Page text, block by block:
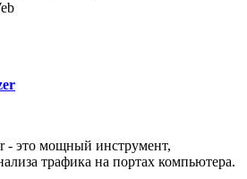
- это мощный инструмент,
трафика на портах компьютера.